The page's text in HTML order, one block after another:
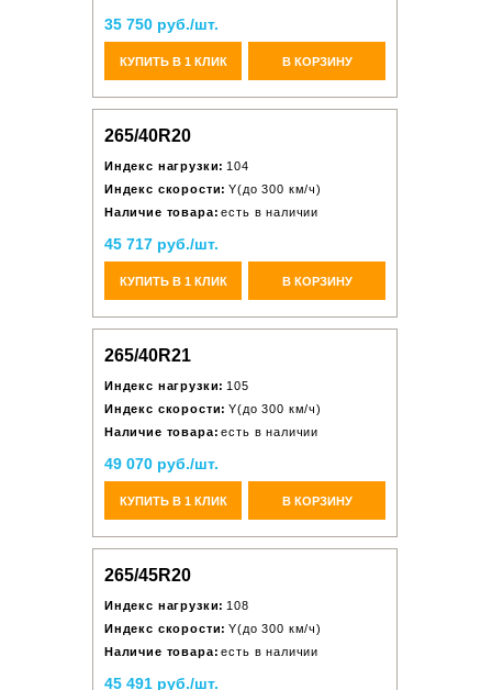
35 750 руб./шт.
КУПИТЬ В 1 КЛИК В КОРЗИНУ
265/40R20
Индекс нагрузки: 104
Индекс скорости: Y(до 300 км/ч)
Наличие товара: есть в наличии
45 717 руб./шт.
КУПИТЬ В 1 КЛИК В КОРЗИНУ
265/40R21
Индекс нагрузки: 105
Индекс скорости: Y(до 300 км/ч)
Наличие товара: есть в наличии
49 070 руб./шт.
КУПИТЬ В 1 КЛИК В КОРЗИНУ
265/45R20
Индекс нагрузки: 108
Индекс скорости: Y(до 300 км/ч)
Наличие товара: есть в наличии
45 491 руб./шт.